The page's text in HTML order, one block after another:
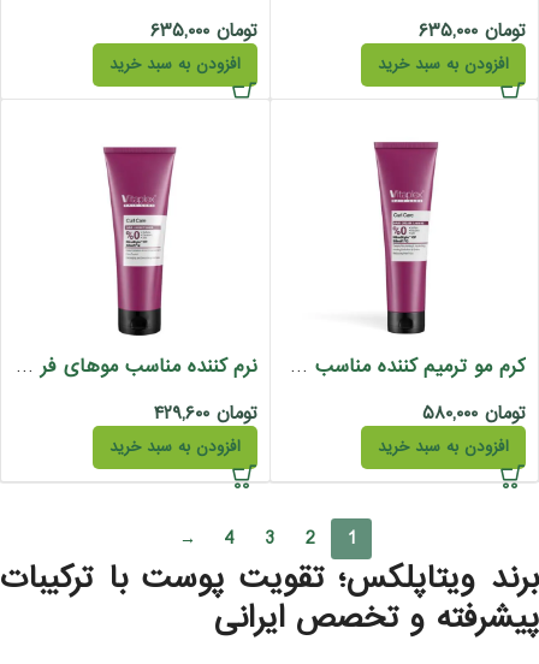
تومان
افزودن به سبد خرید
تومان
افزودن به سبد خرید
کرم مو ترمیم کننده مناسب موهای فر ویتاپلکس
تومان
افزودن به سبد خرید
نرم کننده مناسب موهای فر ویتاپلکس
تومان
افزودن به سبد خرید
1
2
3
4
→
برند ویتاپلکس؛ تقویت پوست با ترکیبات
پیشرفته و تخصص ایرانی